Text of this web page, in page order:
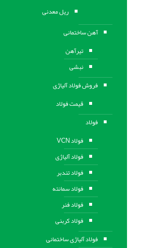
ریل معدنی
آهن ساختمانی
تیرآهن
نبشی
فروش فولاد آلیاژی
قیمت فولاد
فولاد
فولاد VCN
فولاد آلیاژی
فولاد تندبر
فولاد سمانته
فولاد فنر
فولاد کربنی
فولاد آلیاژی ساختمانی